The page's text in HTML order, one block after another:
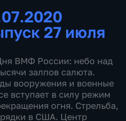
27 июля
ВМФ России: небо над
залпов салюта.
вооружения и военные
вступает в силу режим
огня. Стрельба,
в США. Центр